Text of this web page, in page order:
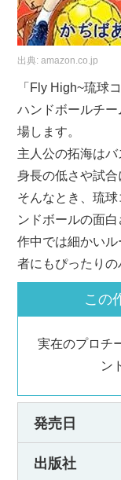
出典:amazon.co.jp
「Fly High~琉球
ハンドボールチ
場します。
主人公の拓海はバ
身長の低さや試合
そんなとき、琉
ンドボールの面白
作中では細かい
者にもぴったりの
この
実在のプロチ
ン
発売日
出版社